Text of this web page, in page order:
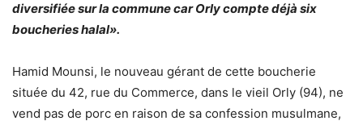
diversifiée sur la commune car Orly compte déjà six
boucheries halal».
Hamid Mounsi, le nouveau gérant de cette boucherie
située du 42, rue du Commerce, dans le vieil Orly (94), ne
vend pas de porc en raison de sa confession musulmane,